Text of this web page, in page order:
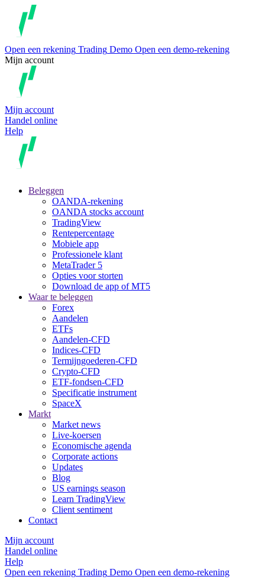
Open een rekening Trading Demo Open een demo-rekening
Mijn account
Mijn account
Handel online
Help
Beleggen
OANDA-rekening
OANDA stocks account
TradingView
Rentepercentage
Mobiele app
Professionele klant
MetaTrader 5
Opties voor storten
Download de app of MT5
Waar te beleggen
Forex
Aandelen
ETFs
Aandelen-CFD
Indices-CFD
Termijngoederen-CFD
Crypto-CFD
ETF-fondsen-CFD
Specificatie instrument
SpaceX
Markt
Market news
Live-koersen
Economische agenda
Corporate actions
Updates
Blog
US earnings season
Learn TradingView
Client sentiment
Contact
Mijn account
Handel online
Help
Open een rekening Trading Demo Open een demo-rekening